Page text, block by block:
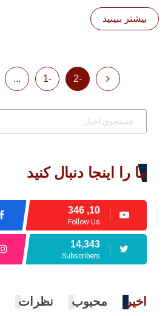
بیشتر ببینید
-2
-1
...
ما را اینجا دنبال کنید
10, 346
Follow Us
14,343
Subscribers
اخیر محبوب نظرات